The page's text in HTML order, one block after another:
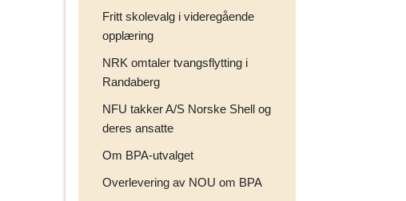
Fritt skolevalg i videregående
opplæring
NRK omtaler tvangsflytting i
Randaberg
NFU takker A/S Norske Shell og
deres ansatte
Om BPA-utvalget
Overlevering av NOU om BPA